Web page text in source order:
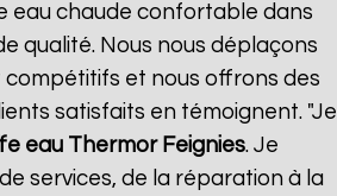
eau chaude confortable dans
qualité. Nous nous déplaçons
et nous offrons des
satisfaits en témoignent. "Je
eau Thermor Feignies. Je
services, de la réparation à la